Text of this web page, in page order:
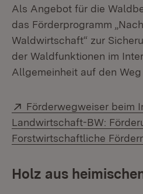
Als Angebot für die
das Förderprogramm
Waldwirtschaft“ zur
der Waldfunktionen im
Allgemeinheit auf den Weg
Extern:
Förderwegweiser beim
Landwirtschaft-BW:
Forstwirtschaftliche
Holz aus